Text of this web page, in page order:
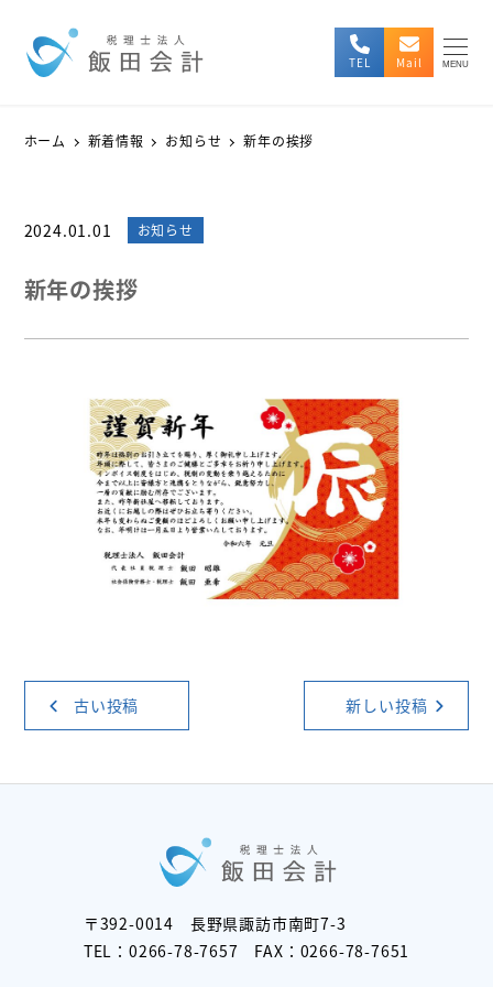
TEL Mail MENU
ホーム 新着情報 お知らせ 新年の挨拶
新年の挨拶
投稿日
2024.01.01 カテゴリー
お知らせ
古い投稿 新しい投稿
〒392-0014 長野県諏訪市南町7-3
TEL：0266-78-7657
FAX：0266-78-7651